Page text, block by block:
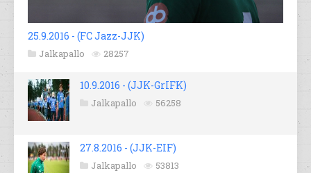
25.9.2016 - (FC Jazz-JJK)
Jalkapallo 28257
10.9.2016 - (JJK-GrIFK)
Jalkapallo 56258
27.8.2016 - (JJK-EIF)
Jalkapallo 53813